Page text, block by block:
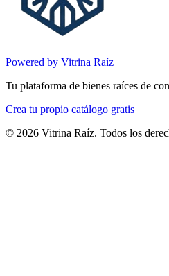
Powered by Vitrina Raíz
Tu plataforma de bienes raíces de
Crea tu propio catálogo gratis
© 2026 Vitrina Raíz. Todos los